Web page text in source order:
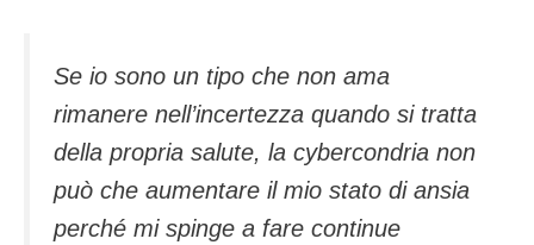
Se io sono un tipo che non ama
rimanere nell’incertezza quando si tratta
della propria salute, la cybercondria non
può che aumentare il mio stato di ansia
perché mi spinge a fare continue